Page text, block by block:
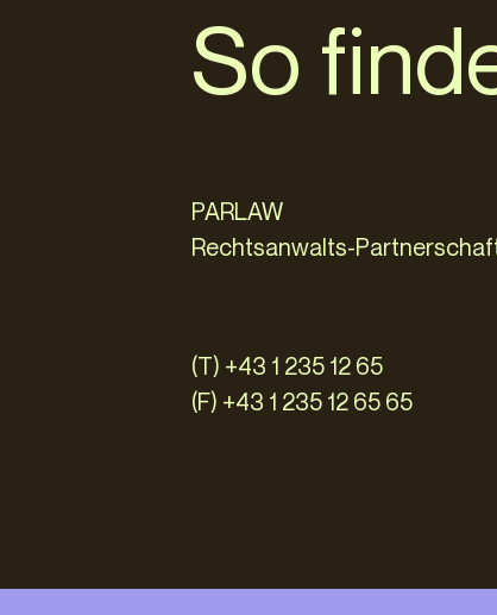
So
PARLAW
Rechtsanwalts-
(T) +43 1 235 12 65
(F) +43 1 235 12 65 65